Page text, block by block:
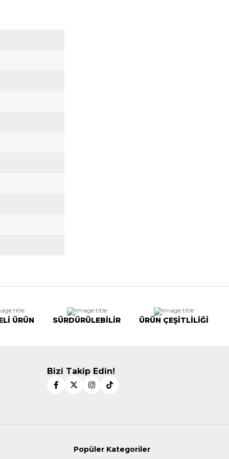
ÜRÜN SÜRDÜRÜLEBİLİR ÜRÜN ÇEŞİTLİLİĞİ
Bizi Takip Edin!
Popüler Kategoriler